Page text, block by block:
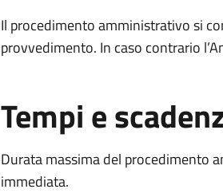
Il procedimento amministrativo si
provvedimento. In caso contrario
Tempi e
Durata massima del procedimento
immediata.